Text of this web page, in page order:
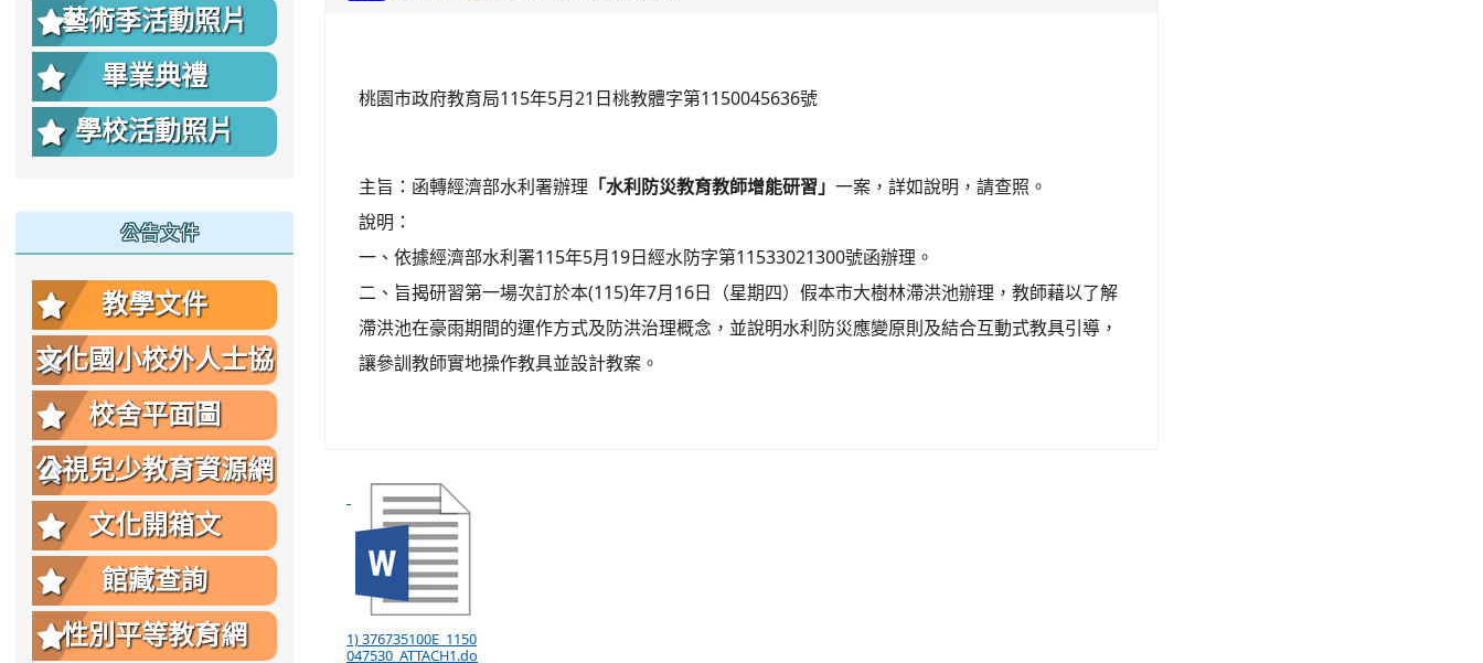
桃園市政府教育局115年5月21日桃教體字第1150045636號
主旨：函轉經濟部水利署辦理 「水利防災教育教師增能研習」 一案，詳如說明，請查照。
說明：
一、依據經濟部水利署115年5月19日經水防字第11533021300號函辦理。
二、旨揭研習第一場次訂於本(115)年7月16日（星期四）假本市大樹林滯洪池辦理，教師藉以了解
滯洪池在豪雨期間的運作方式及防洪治理概念，並說明水利防災應變原則及結合互動式教具引導，
讓參訓教師實地操作教具並設計教案。
1) 376735100E_1150
047530_ATTACH1.do
照片
藝術季活動照片
畢業典禮
學校活動照片
公告文件
教學文件
文化國小校外人士協
助教學或活動要點
校舍平面圖
公視兒少教育資源網
文化開箱文
館藏查詢
性別平等教育網